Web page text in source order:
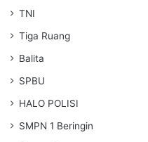
TNI
Tiga Ruang
Balita
SPBU
HALO POLISI
SMPN 1 Beringin